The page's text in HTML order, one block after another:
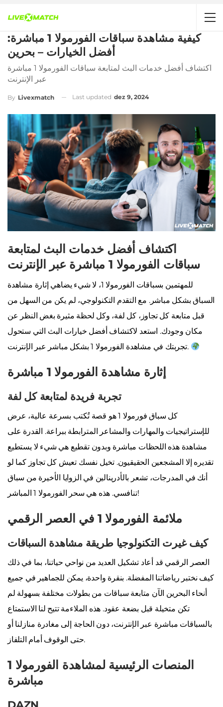
كيفية مشاهدة سباقات الفورمولا 1 مباشرة:
أفضل الخيارات – بحرين
اكتشاف أفضل خدمات البث لمتابعة سباقات الفورمولا 1 مباشرة
عبر الإنترنت
By Livexmatch Last updated dez 9, 2024
اكتشاف أفضل خدمات البث لمتابعة
سباقات الفورمولا 1 مباشرة عبر الإنترنت
للمهتمين بسباقات الفورمولا 1، لا شيء يضاهي إثارة مشاهدة
السباق بشكل مباشر. مع التقدم التكنولوجي، لم يكن من السهل من
قبل متابعة كل تجاوز، كل لفة، وكل لحظة مثيرة بغض النظر عن
مكان وجودك. استعد لاكتشاف أفضل خيارات البث التي ستحول
تجربتك في مشاهدة الفورمولا 1 بشكل مباشر عبر الإنترنت.
إثارة مشاهدة الفورمولا 1 مباشرة
تجربة فريدة لمتابعة كل لفة
كل سباق فورمولا 1 هو قصة تُكتب بسرعة عالية، عرض
للإستراتيجيات والمهارات والمشاعر المترابطة ببراعة. القدرة على
مشاهدة هذه اللحظات مباشرة وبدون تقطيع هي شيء لا يستطيع
تقديره إلا المشجعين الحقيقيون. تخيل نفسك تعيش كل تجاوز كما لو
أنك في المدرجات، تشعر بالأدرينالين في الزوايا الأخيرة من سباق
تنافسي. هذه هي سحر الفورمولا 1 المباشر!
ملائمة الفورمولا 1 في العصر الرقمي
كيف غيرت التكنولوجيا طريقة مشاهدة السباقات
العصر الرقمي قد أعاد تشكيل العديد من نواحي حياتنا، بما في ذلك
كيف نختبر رياضاتنا المفضلة. بنقرة واحدة، يمكن للجماهير في جميع
أنحاء البحرين الآن متابعة سباقات من بطولات مختلفة بسهولة لم
تكن متخيلة قبل بضعة عقود. هذه الملاءمة تتيح لنا الاستمتاع
بالسباقات مباشرة عبر الإنترنت، دون الحاجة إلى مغادرة منازلنا أو
حتى الوقوف أمام التلفاز.
المنصات الرئيسية لمشاهدة الفورمولا 1
مباشرة